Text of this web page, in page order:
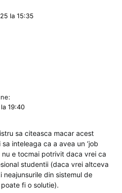
la 15:35
19:40
sa citeasca macar acest
inteleaga ca a avea un ‘job
e tocmai potrivit daca vrei ca
studentii (daca vrei altceva
neajunsurile din sistemul de
fi o solutie).